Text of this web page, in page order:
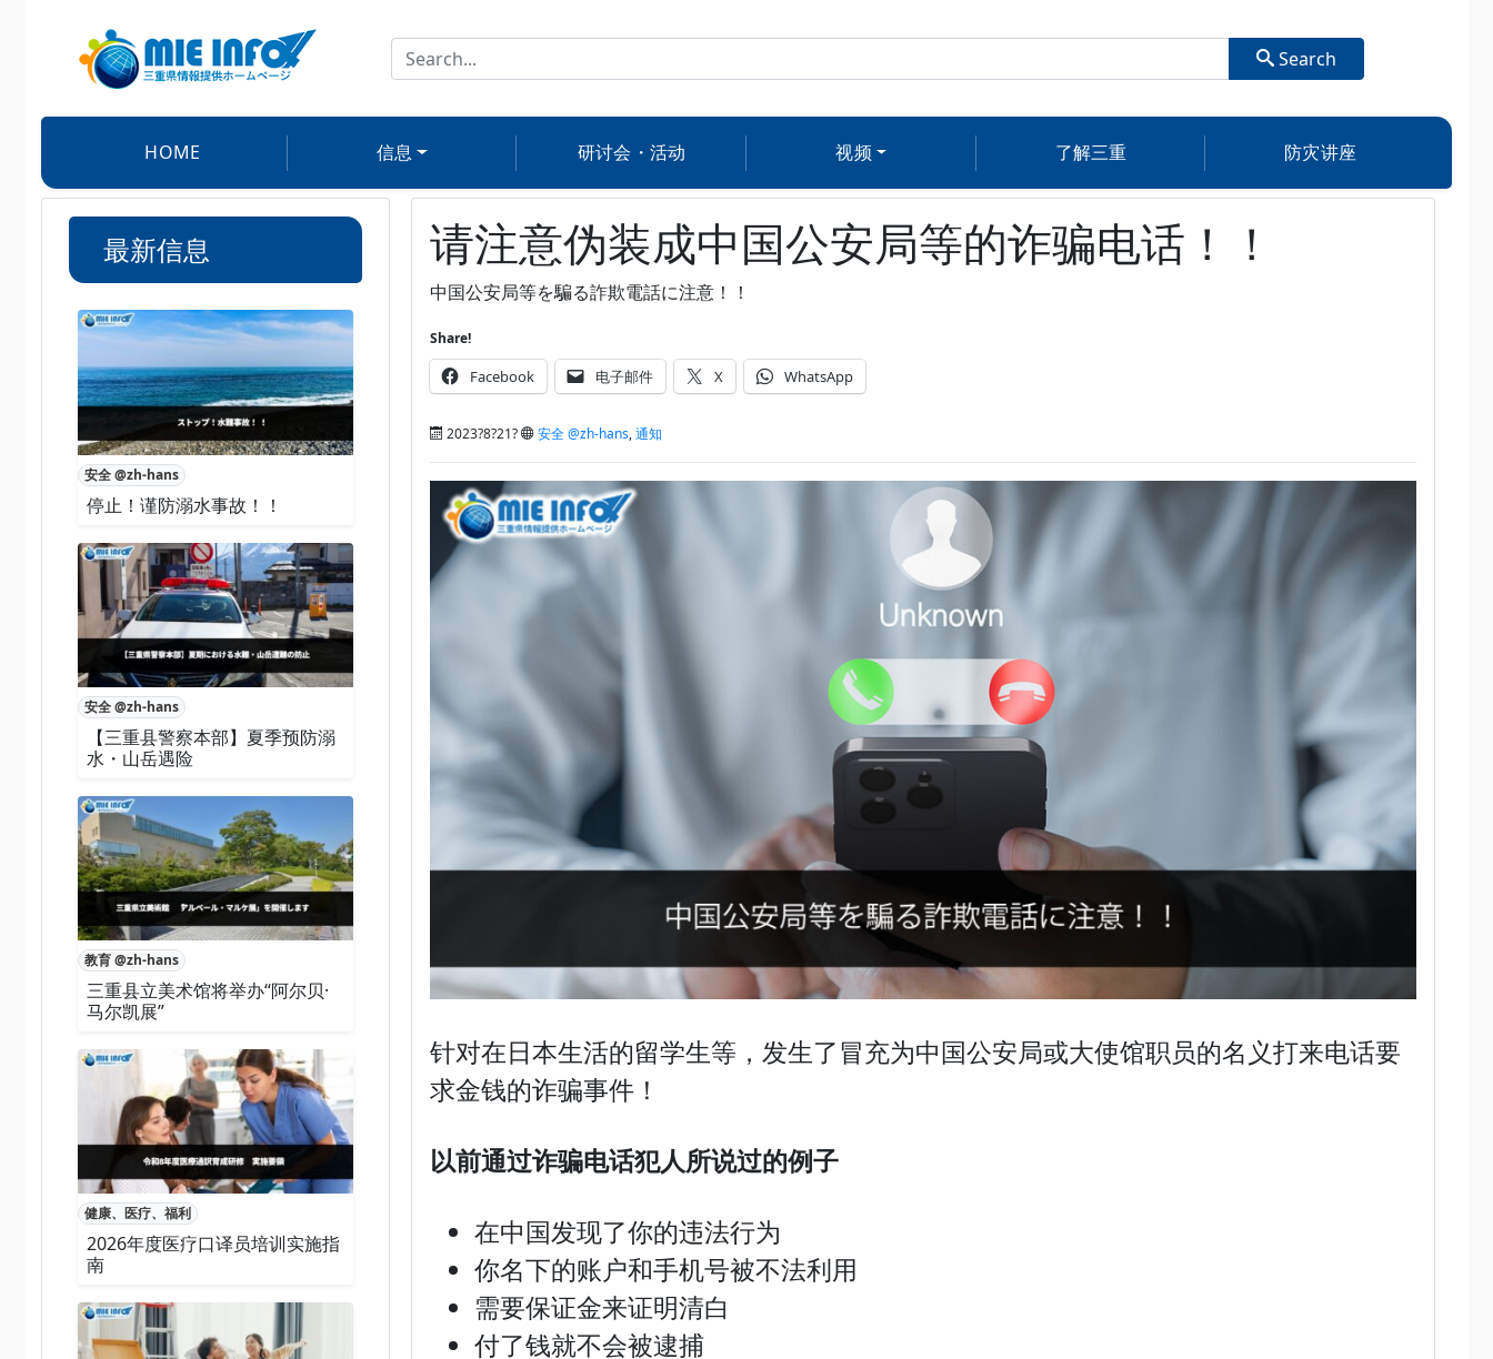
Search
HOME 信息 研讨会・活动 视频 了解三重 防灾讲座
最新信息
安全 @zh-hans
停止！谨防溺水事故！！
安全 @zh-hans
【三重县警察本部】夏季预防溺
水・山岳遇险
教育 @zh-hans
三重县立美术馆将举办“阿尔贝·
马尔凯展”
健康、医疗、福利
2026年度医疗口译员培训实施指
南
请注意伪装成中国公安局等的诈骗电话！！
中国公安局等を騙る詐欺電話に注意！！
Share!
Facebook 电子邮件 X WhatsApp
2023?8?21? 安全 @zh-hans,通知
针对在日本生活的留学生等，发生了冒充为中国公安局或大使馆职员的名义打来电话要
求金钱的诈骗事件！
以前通过诈骗电话犯人所说过的例子
在中国发现了你的违法行为
你名下的账户和手机号被不法利用
需要保证金来证明清白
付了钱就不会被逮捕